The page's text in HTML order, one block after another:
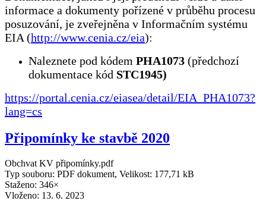
informace a dokumenty pořízené v průběhu procesu
posuzování, je zveřejněna v Informačním systému
EIA (http://www.cenia.cz/eia):
Naleznete pod kódem PHA1073 (předchozí
dokumentace kód STC1945)
https://portal.cenia.cz/eiasea/detail/EIA_PHA1073?
lang=cs
Připomínky ke stavbě 2020
Obchvat KV připomínky.pdf
Typ souboru: PDF dokument, Velikost: 177,71 kB
Staženo: 346×
Vloženo: 13. 6. 2023